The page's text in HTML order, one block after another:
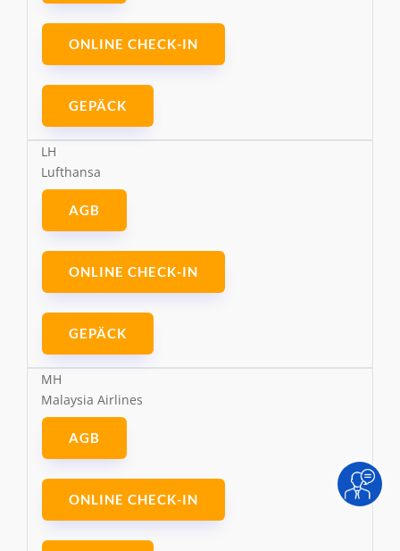
ONLINE CHECK-IN
GEPÄCK
LH
Lufthansa
AGB
ONLINE CHECK-IN
GEPÄCK
MH
Malaysia Airlines
AGB
ONLINE CHECK-IN